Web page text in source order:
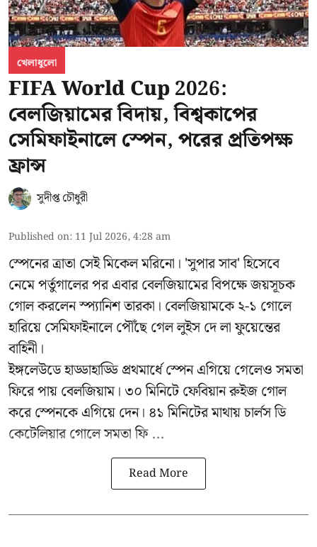
খেলাধুলো
FIFA World Cup 2026:
বেলজিয়ামের বিদায়, বিশ্বকাপের
সেমিফাইনালে স্পেন, পরের প্রতিপক্ষ
ফ্রান্স
সুদীপ্ত চৌধুরী
Published on: 11 Jul 2026, 4:28 am
স্পেনের ত্রাতা সেই মিকেল মরিনো। 'সুপার সাব' হিসেবে
নেমে পর্তুগালের পর এবার বেলজিয়ামের বিপক্ষে জয়সূচক
গোল করলেন স্প্যানিশ তারকা। বেলজিয়ামকে ২-১ গোলে
হারিয়ে সেমিফাইনালে পৌঁছে গেল লুইস দে লা ফুয়েন্তের
বাহিনী।
ইঙ্গলেউডে হাড্ডাহাড্ডি প্রথমার্ধে স্পেন এগিয়ে গেলেও সমতা
ফিরে পায় বেলজিয়াম। ৩০ মিনিটে ফেবিয়ান রুইজ গোল
করে স্পেনকে এগিয়ে দেন। ৪১ মিনিটের মাথায় চার্লস ডি
কেটেলিয়ার গোলে সমতা ফি ...
Read More